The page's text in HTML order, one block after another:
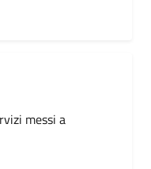
messi a